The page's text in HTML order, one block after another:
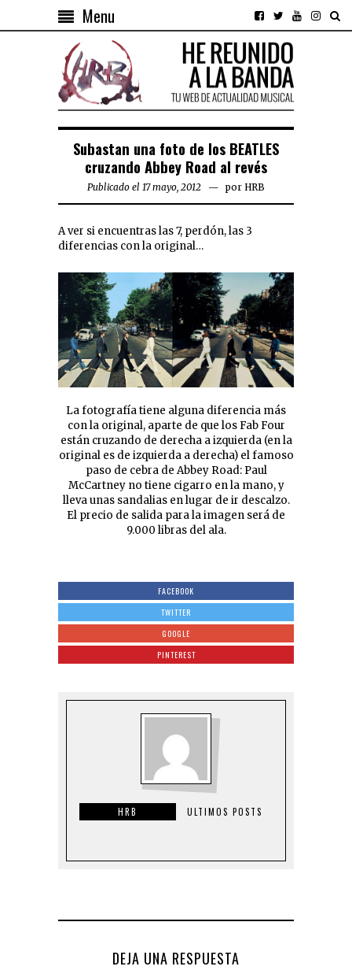
Menu
Subastan una foto de los BEATLES
cruzando Abbey Road al revés
Publicado el 17 mayo, 2012 por HRB
A ver si encuentras las 7, perdón, las 3
diferencias con la original…
La fotografía tiene alguna diferencia más
con la original, aparte de que los Fab Four
están cruzando de derecha a izquierda (en la
original es de izquierda a derecha) el famoso
paso de cebra de Abbey Road: Paul
McCartney no tiene cigarro en la mano, y
lleva unas sandalias en lugar de ir descalzo.
El precio de salida para la imagen será de
9.000 libras del ala.
FACEBOOK
TWITTER
GOOGLE
PINTEREST
HRB ULTIMOS POSTS
DEJA UNA RESPUESTA